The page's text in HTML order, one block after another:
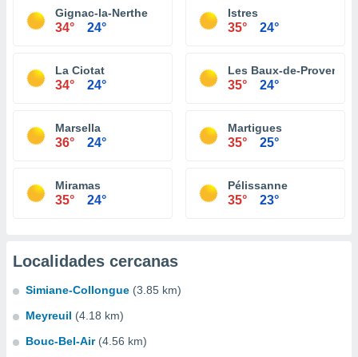
Gignac-la-Nerthe
34° 24°
Istres
35° 24°
La Ciotat
34° 24°
Les Baux-de-Provence
35° 24°
Marsella
36° 24°
Martigues
35° 25°
Miramas
35° 24°
Pélissanne
35° 23°
Localidades cercanas
Simiane-Collongue (3.85 km)
Meyreuil (4.18 km)
Bouc-Bel-Air (4.56 km)